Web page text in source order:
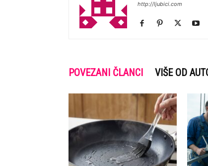
http://ljubici.com
POVEZANI ČLANCI VIŠE OD